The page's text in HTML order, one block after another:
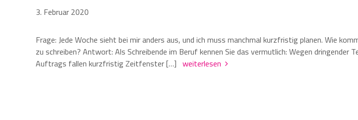
3. Februar 2020
Frage: Jede Woche sieht bei mir anders aus, und ich muss manchmal kurzfristig planen. Wie
zu schreiben? Antwort: Als Schreibende im Beruf kennen Sie das vermutlich: Wegen dringender
Auftrags fallen kurzfristig Zeitfenster […] weiterlesen